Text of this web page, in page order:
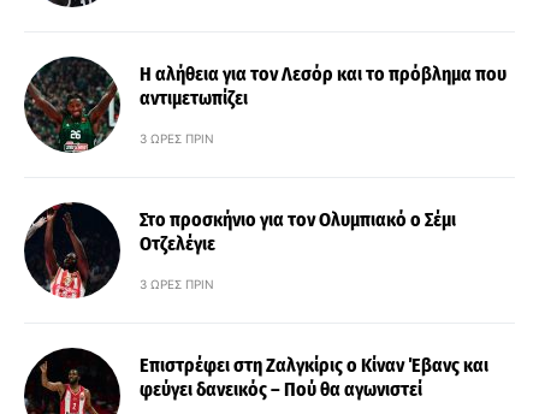
Η αλήθεια για τον Λεσόρ και το πρόβλημα που
αντιμετωπίζει
3 ΏΡΕΣ ΠΡΙΝ
Στο προσκήνιο για τον Ολυμπιακό ο Σέμι
Οτζελέγιε
3 ΏΡΕΣ ΠΡΙΝ
Επιστρέφει στη Ζαλγκίρις ο Κίναν Έβανς και
φεύγει δανεικός – Πού θα αγωνιστεί